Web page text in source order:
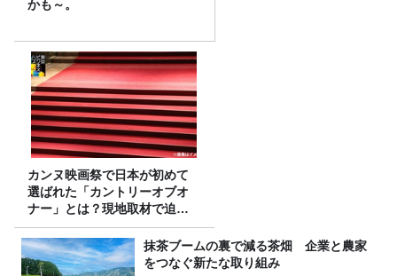
かも～。
カンヌ映画祭で日本が初めて
選ばれた「カントリーオブオ
ナー」とは？現地取材で迫る
選出の意味
抹茶ブームの裏で減る茶畑 企業と農家
をつなぐ新たな取り組み